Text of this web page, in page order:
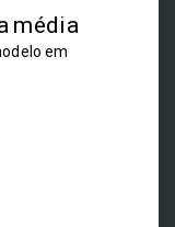
média
em